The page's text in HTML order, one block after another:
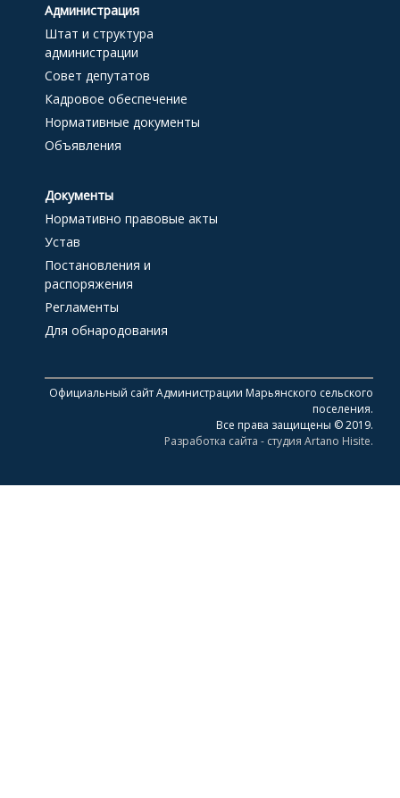
Администрация
Штат и структура
администрации
Совет депутатов
Кадровое обеспечение
Нормативные документы
Объявления
Документы
Нормативно правовые акты
Устав
Постановления и
распоряжения
Регламенты
Для обнародования
Официальный сайт Администрации Марьянского сельского
поселения.
Все права защищены © 2019.
Разработка сайта - студия Artano Hisite.